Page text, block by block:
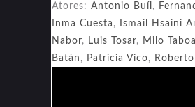
Atores: Antonio Buíl ,
Inma Cuesta , Ismail Hsaini
Nabor, Luis Tosar, Milo
Batán , Patricia Vico,